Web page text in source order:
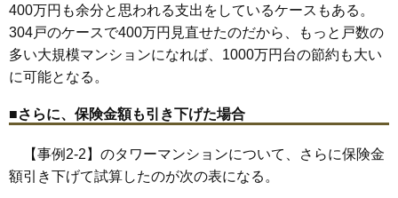
400万円も余分と思われる支出をしているケースもある。
304戸のケースで400万円見直せたのだから、もっと戸数の
多い大規模マンションになれば、1000万円台の節約も大い
に可能となる。
■さらに、保険金額も引き下げた場合
【事例2-2】のタワーマンションについて、さらに保険金
額引き下げて試算したのが次の表になる。